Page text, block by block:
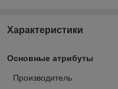
Характеристики
Основные атрибуты
Производитель